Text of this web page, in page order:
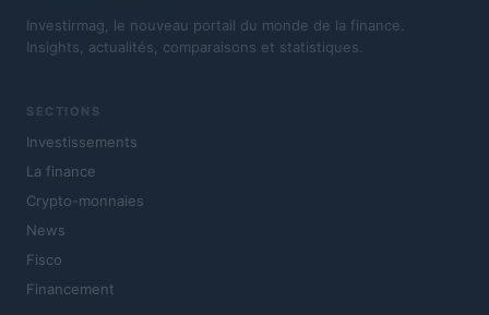
Investirmag, le nouveau portail du monde de la finance.
Insights, actualités, comparaisons et statistiques.
SECTIONS
Investissements
La finance
Crypto-monnaies
News
Fisco
Financement